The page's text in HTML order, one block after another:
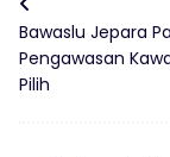
Bawaslu Jepara
Pengawasan
Pilih